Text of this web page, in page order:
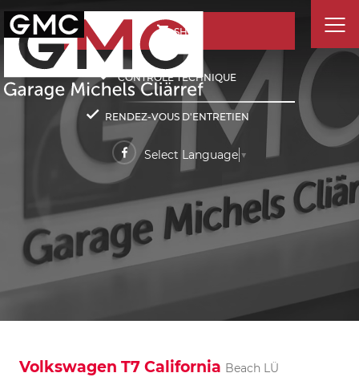
SHOP
CONTRÔLE TECHNIQUE
RENDEZ-VOUS D'ENTRETIEN
Select Language ▼
Volkswagen T7 California Beach LÜ